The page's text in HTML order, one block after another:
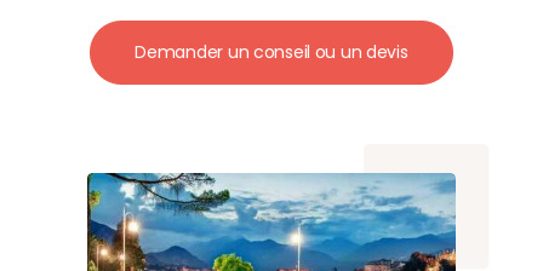
Demander un conseil ou un devis